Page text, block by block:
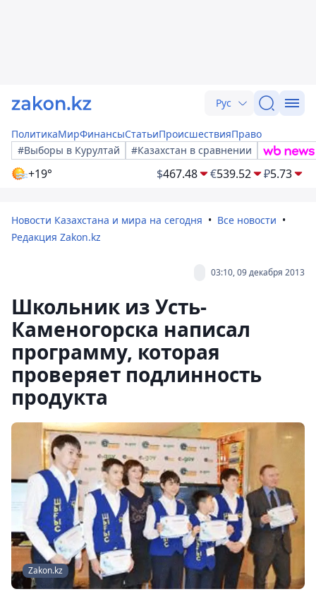
Рус
ПолитикаМирФинансыСтатьиПроисшествияПраво
#Выборы в Курултай
#Казахстан в сравнении
+19° $467.48 €539.52 ₽5.73
Новости Казахстана и мира на сегодня
Все новости
Редакция Zakon.kz
03:10, 09 декабря 2013
Школьник из Усть-
Каменогорска написал
программу, которая
проверяет подлинность
продукта
Zakon.kz